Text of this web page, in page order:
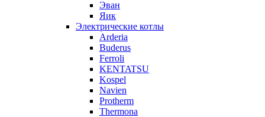
Эван
Яик
Электрические котлы
Arderia
Buderus
Ferroli
KENTATSU
Kospel
Navien
Protherm
Thermona